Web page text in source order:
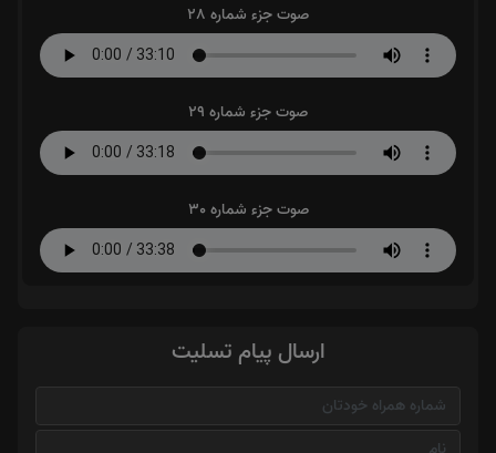
صوت جزء شماره 28
صوت جزء شماره 29
صوت جزء شماره 30
ارسال پیام تسلیت